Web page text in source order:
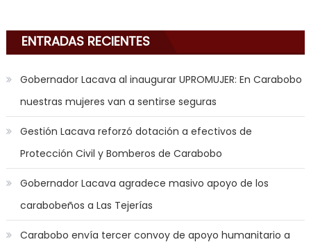
ENTRADAS RECIENTES
Gobernador Lacava al inaugurar UPROMUJER: En Carabobo
nuestras mujeres van a sentirse seguras
Gestión Lacava reforzó dotación a efectivos de
Protección Civil y Bomberos de Carabobo
Gobernador Lacava agradece masivo apoyo de los
carabobeños a Las Tejerías
Carabobo envía tercer convoy de apoyo humanitario a